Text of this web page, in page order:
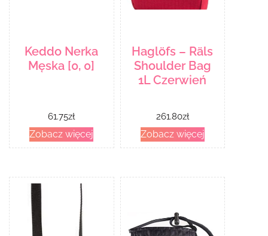
Keddo Nerka
Męska [0, 0]
61.75zł
Zobacz więcej
Haglöfs – Räls
Shoulder Bag
1L Czerwień
261.80zł
Zobacz więcej